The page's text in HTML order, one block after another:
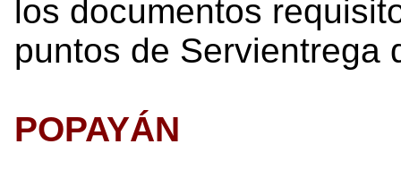
los documentos
puntos de Servientrega
POPAYÁN